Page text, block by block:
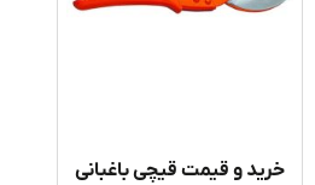
و قیمت قیچی باغبانی